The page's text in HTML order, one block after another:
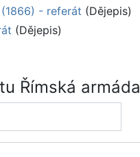
- referát (Dějepis)
(Dějepis)
Římská armáda